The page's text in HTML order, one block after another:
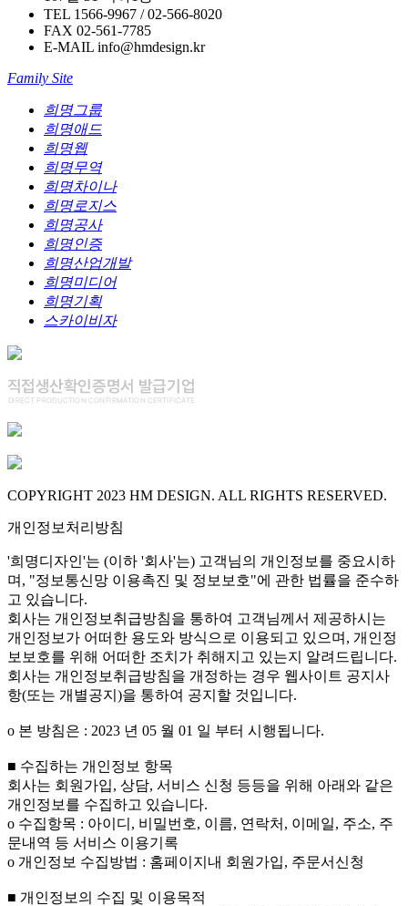
TEL 1566-9967 / 02-566-8020
FAX 02-561-7785
E-MAIL info@hmdesign.kr
Family Site
희명그룹
희명애드
희명웹
희명무역
희명차이나
희명로지스
희명공사
희명인증
희명산업개발
희명미디어
희명기획
스카이비자
COPYRIGHT 2023 HM DESIGN. ALL RIGHTS RESERVED.
개인정보처리방침
'희명디자인'는 (이하 '회사'는) 고객님의 개인정보를 중요시하
며, "정보통신망 이용촉진 및 정보보호"에 관한 법률을 준수하
고 있습니다.
회사는 개인정보취급방침을 통하여 고객님께서 제공하시는
개인정보가 어떠한 용도와 방식으로 이용되고 있으며, 개인정
보보호를 위해 어떠한 조치가 취해지고 있는지 알려드립니다.
회사는 개인정보취급방침을 개정하는 경우 웹사이트 공지사
항(또는 개별공지)을 통하여 공지할 것입니다.
ο 본 방침은 : 2023 년 05 월 01 일 부터 시행됩니다.
■ 수집하는 개인정보 항목
회사는 회원가입, 상담, 서비스 신청 등등을 위해 아래와 같은
개인정보를 수집하고 있습니다.
ο 수집항목 : 아이디, 비밀번호, 이름, 연락처, 이메일, 주소, 주
문내역 등 서비스 이용기록
ο 개인정보 수집방법 : 홈페이지내 회원가입, 주문서신청
■ 개인정보의 수집 및 이용목적